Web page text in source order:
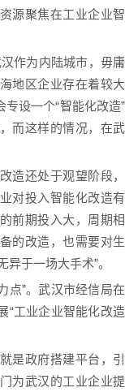
源聚焦在工业企业智
作为内陆城市，毋庸
地区企业存在着较大
设一个“智能化改造”
而这样的情况，在武
造还处于观望阶段，
对投入智能化改造有
前期投入大，周期相
的改造，也需要对生
于一场大手术”。
点”。武汉市经信局在
“工业企业智能化改造
是政府搭建平台，引
为武汉的工业企业提